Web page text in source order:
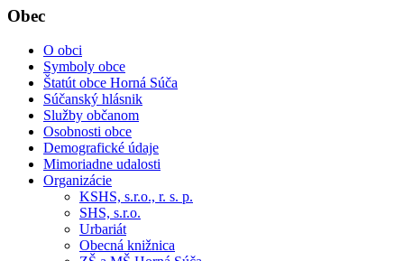
Obec
O obci
Symboly obce
Štatút obce Horná Súča
Súčanský hlásnik
Služby občanom
Osobnosti obce
Demografické údaje
Mimoriadne udalosti
Organizácie
KSHS, s.r.o., r. s. p.
SHS, s.r.o.
Urbariát
Obecná knižnica